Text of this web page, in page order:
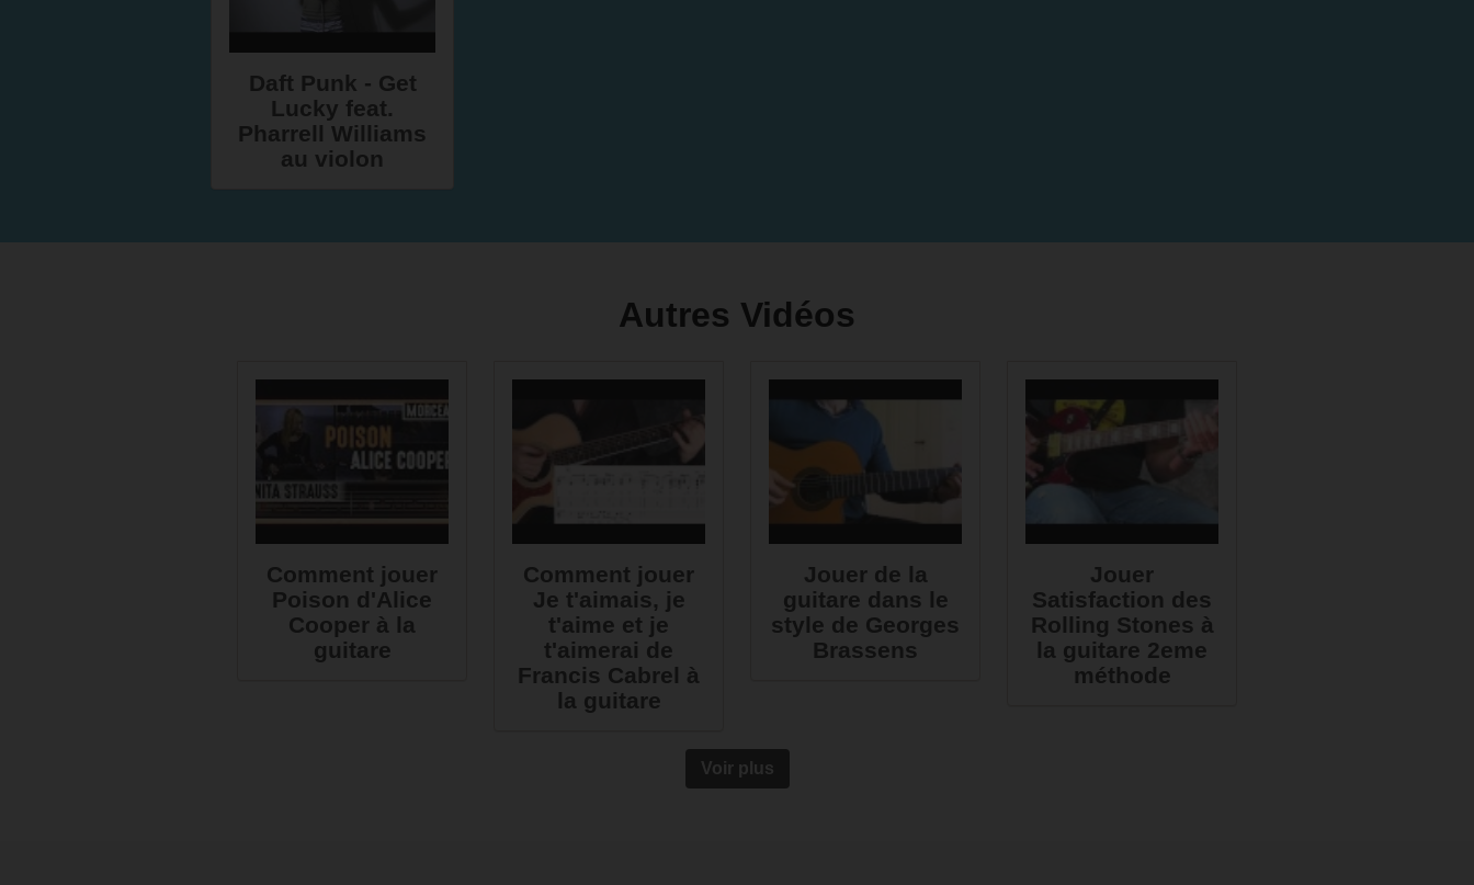
Daft Punk - Get
Lucky feat.
Pharrell Williams
au violon
Autres Vidéos
Comment jouer
Poison d'Alice
Cooper à la
guitare
Comment jouer
Je t'aimais, je
t'aime et je
t'aimerai de
Francis Cabrel à
la guitare
Jouer de la
guitare dans le
style de Georges
Brassens
Jouer
Satisfaction des
Rolling Stones à
la guitare 2eme
méthode
Voir plus